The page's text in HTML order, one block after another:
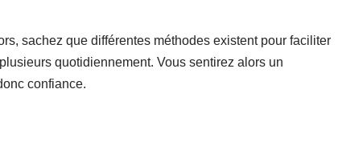
sachez que différentes méthodes existent pour faciliter
quotidiennement. Vous sentirez alors un
confiance.